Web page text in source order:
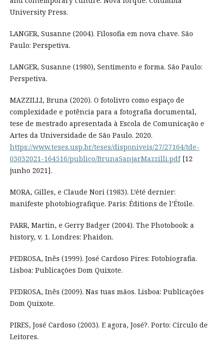
University Press.
LANGER, Susanne (2004). Filosofia em nova chave. São
Paulo: Perspetiva.
LANGER, Susanne (1980), Sentimento e forma. São Paulo:
Perspetiva.
MAZZILLI, Bruna (2020). O fotolivro como espaço de
complexidade e potência para a fotografia documental,
tese de mestrado apresentada à Escola de Comunicação e
Artes da Universidade de São Paulo. 2020.
https://www.teses.usp.br/teses/disponiveis/27/27164/tde-
03032021-164516/publico/BrunaSanjarMazzilli.pdf[12
junho 2021].
MORA, Gilles, e Claude Nori (1983). L’été dernier:
manifeste photobiografique. Paris: Éditions de l’Étoile.
PARR, Martin, e Gerry Badger (2004). The Photobook: a
history, v. 1. Londres: Phaidon.
PEDROSA, Inês (1999). José Cardoso Pires: Fotobiografia.
Lisboa: Publicações Dom Quixote.
PEDROSA, Inês (2009). Nas tuas mãos. Lisboa: Publicações
Dom Quixote.
PIRES, José Cardoso (2003). E agora, José?. Porto: Círculo de
Leitores.